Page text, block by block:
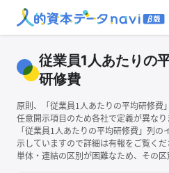
従業員1人あたりの
研修費
原則、「従業員1人あたりの平均研修費
任意開示項目のため各社で定義が異なり
「従業員1人あたりの平均研修費」列
示していますので詳細は有報をご覧くだ
単体・連結の区別が困難なため、その区